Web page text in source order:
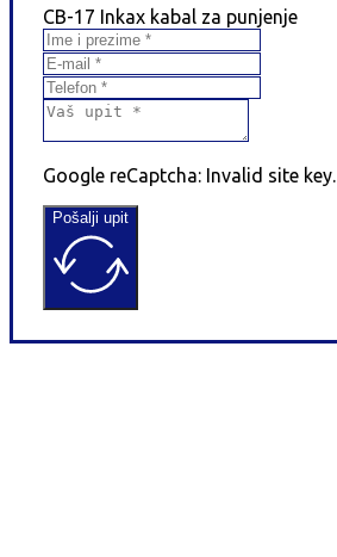
CB-17 Inkax kabal za punjenje
Google reCaptcha: Invalid site key.
Pošalji upit